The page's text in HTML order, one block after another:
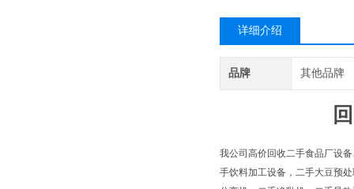
详细介绍
品牌 其他品牌
我公司高价回收二手食品厂设
手饮料加工设备，二手大豆预